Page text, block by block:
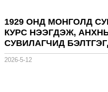
1929 ОНД МОНГОЛД
КУРС НЭЭГДЭЖ,
СУВИЛАГЧИД
2026-5-12